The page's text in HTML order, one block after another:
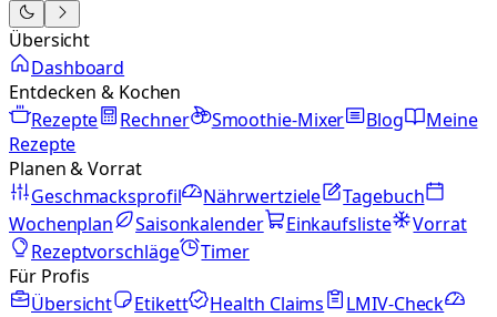
Übersicht
Dashboard
Entdecken & Kochen
Rezepte
Rechner Smoothie-Mixer Blog
Meine
Rezepte
Planen & Vorrat
Geschmacksprofil
Nährwertziele
Tagebuch
Wochenplan
Saisonkalender Einkaufsliste
Vorrat
Rezeptvorschläge
Timer
Für Profis
Übersicht
Etikett Health Claims
LMIV-Check